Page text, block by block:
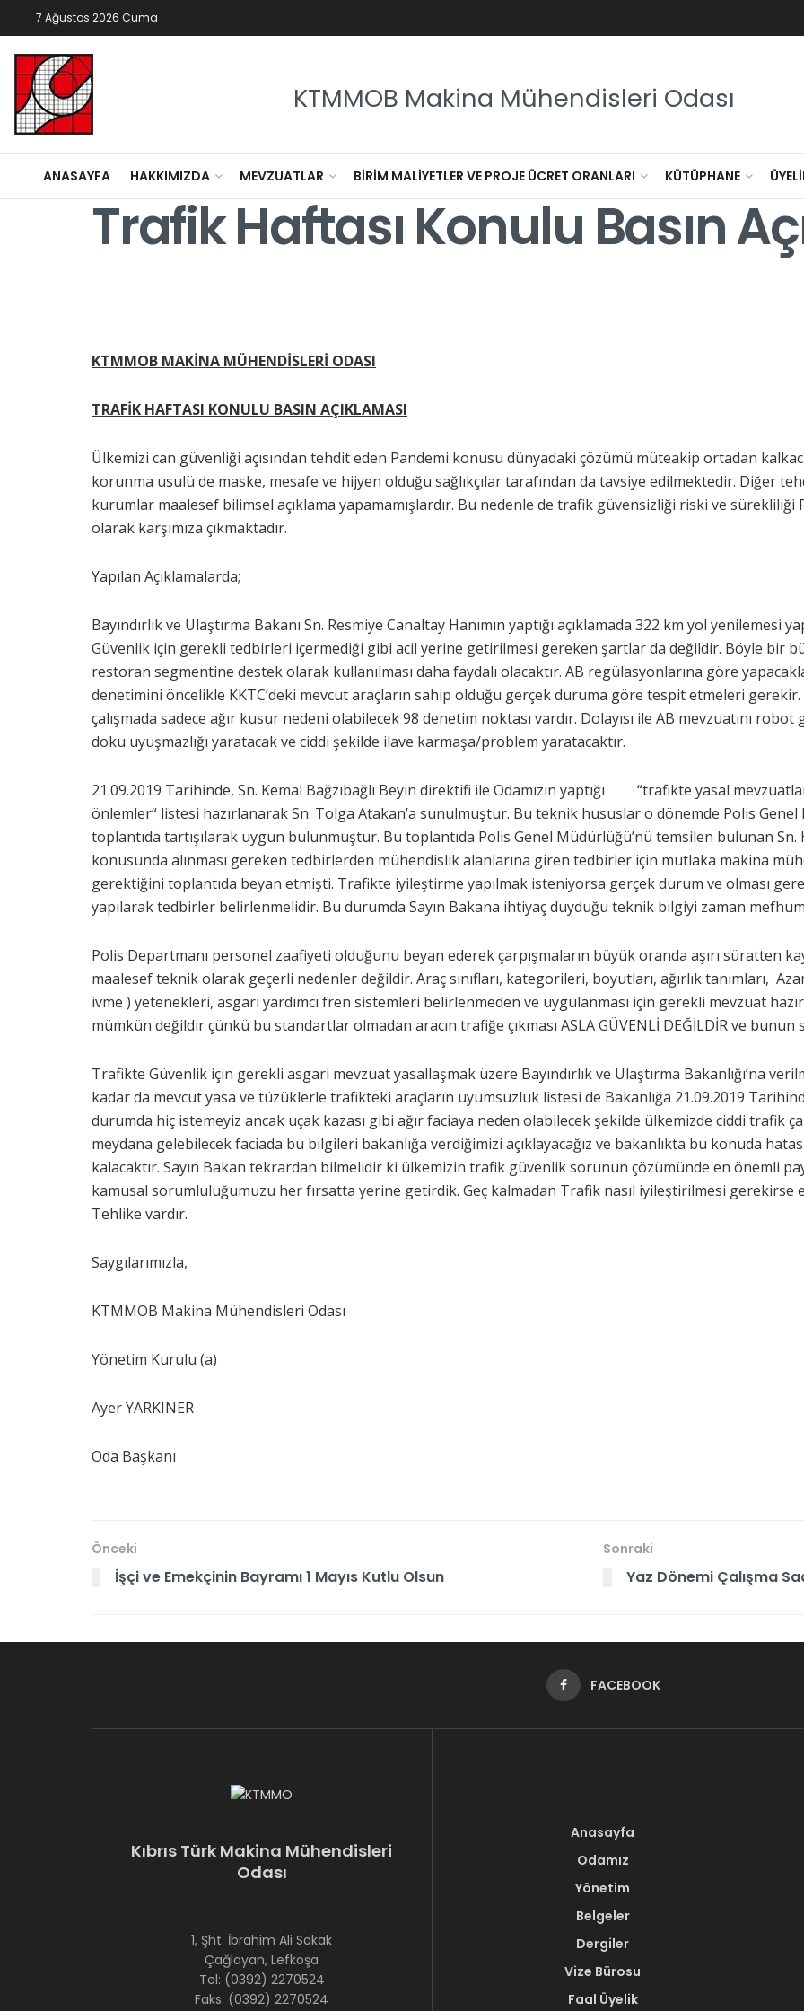
7 Ağustos 2026 Cuma
KTMMOB Makina Mühendisleri Odası
ANASAYFA HAKKIMIZDA MEVZUATLAR BIRIM MALIYETLER VE PROJE ÜCRET ORANLARI KÜTÜPHANE
Trafik Haftası Konulu Basın
KTMMOB MAKİNA MÜHENDİSLERİ ODASI
TRAFİK HAFTASI KONULU BASIN AÇIKLAMASI
Ülkemizi can güvenliği açısından tehdit eden Pandemi konusu dünyadaki çözümü müteakip ortadan
korunma usulü de maske, mesafe ve hijyen olduğu sağlıkçılar tarafından da tavsiye edilmektedir. Diğer
kurumlar maalesef bilimsel açıklama yapamamışlardır. Bu nedenle de trafik güvensizliği riski ve
olarak karşımıza çıkmaktadır.
Yapılan Açıklamalarda;
Bayındırlık ve Ulaştırma Bakanı Sn. Resmiye Canaltay Hanımın yaptığı açıklamada 322 km yol yenilemesi
Güvenlik için gerekli tedbirleri içermediği gibi acil yerine getirilmesi gereken şartlar da değildir. Böyle bir
restoran segmentine destek olarak kullanılması daha faydalı olacaktır. AB regülasyonlarına göre
denetimini öncelikle KKTC’deki mevcut araçların sahip olduğu gerçek duruma göre tespit etmeleri gerekir.
çalışmada sadece ağır kusur nedeni olabilecek 98 denetim noktası vardır. Dolayısı ile AB mevzuatını
doku uyuşmazlığı yaratacak ve ciddi şekilde ilave karmaşa/problem yaratacaktır.
21.09.2019 Tarihinde, Sn. Kemal Bağzıbağlı Beyin direktifi ile Odamızın yaptığı “trafikte yasal
önlemler“ listesi hazırlanarak Sn. Tolga Atakan’a sunulmuştur. Bu teknik hususlar o dönemde Polis
toplantıda tartışılarak uygun bulunmuştur. Bu toplantıda Polis Genel Müdürlüğü’nü temsilen bulunan
konusunda alınması gereken tedbirlerden mühendislik alanlarına giren tedbirler için mutlaka makina
gerektiğini toplantıda beyan etmişti. Trafikte iyileştirme yapılmak isteniyorsa gerçek durum ve olması
yapılarak tedbirler belirlenmelidir. Bu durumda Sayın Bakana ihtiyaç duyduğu teknik bilgiyi zaman
Polis Departmanı personel zaafiyeti olduğunu beyan ederek çarpışmaların büyük oranda aşırı süratten
maalesef teknik olarak geçerli nedenler değildir. Araç sınıfları, kategorileri, boyutları, ağırlık tanımları,
ivme ) yetenekleri, asgari yardımcı fren sistemleri belirlenmeden ve uygulanması için gerekli mevzuat
mümkün değildir çünkü bu standartlar olmadan aracın trafiğe çıkması ASLA GÜVENLİ DEĞİLDİR ve
Trafikte Güvenlik için gerekli asgari mevzuat yasallaşmak üzere Bayındırlık ve Ulaştırma Bakanlığı’na
kadar da mevcut yasa ve tüzüklerle trafikteki araçların uyumsuzluk listesi de Bakanlığa 21.09.2019
durumda hiç istemeyiz ancak uçak kazası gibi ağır faciaya neden olabilecek şekilde ülkemizde ciddi trafik
meydana gelebilecek faciada bu bilgileri bakanlığa verdiğimizi açıklayacağız ve bakanlıkta bu konuda
kalacaktır. Sayın Bakan tekrardan bilmelidir ki ülkemizin trafik güvenlik sorunun çözümünde en önemli
kamusal sorumluluğumuzu her fırsatta yerine getirdik. Geç kalmadan Trafik nasıl iyileştirilmesi gerekirse
Tehlike vardır.
Saygılarımızla,
KTMMOB Makina Mühendisleri Odası
Yönetim Kurulu (a)
Ayer YARKINER
Oda Başkanı
Önceki
İşçi ve Emekçinin Bayramı 1 Mayıs Kutlu Olsun
Sonraki
Yaz Dönemi Çalışma
FACEBOOK
Kıbrıs Türk Makina Mühendisleri
Odası
1, Şht. İbrahim Ali Sokak
Çağlayan, Lefkoşa
Tel: (0392) 2270524
Faks: (0392) 2270524
Anasayfa
Odamız
Yönetim
Belgeler
Dergiler
Vize Bürosu
Faal Üyelik